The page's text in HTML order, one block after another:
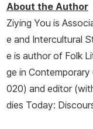
About the Author
Ziying You is
e and Intercultural
e is author of Folk
ge in Contemporary
020) and editor
dies Today: